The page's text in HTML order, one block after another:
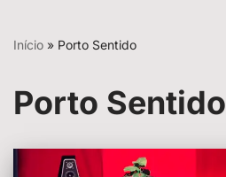
Início » Porto Sentido
Porto Sentido